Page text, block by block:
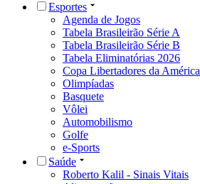
Esportes
Agenda de Jogos
Tabela Brasileirão Série A
Tabela Brasileirão Série B
Tabela Eliminatórias 2026
Copa Libertadores da América
Olimpíadas
Basquete
Vôlei
Automobilismo
Golfe
e-Sports
Saúde
Roberto Kalil - Sinais Vitais